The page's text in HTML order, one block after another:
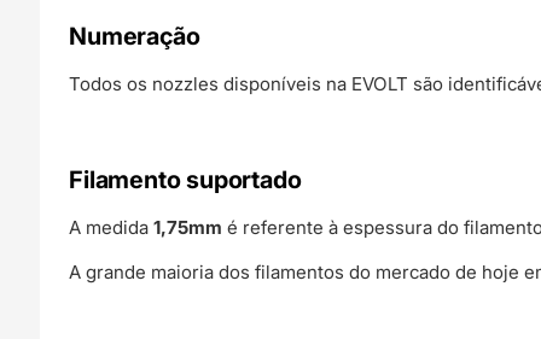
Numeração
Todos os nozzles disponíveis na EVOLT são
Filamento suportado
A medida1,75mm é referente à espessura do
A grande maioria dos filamentos do mercado de hoje